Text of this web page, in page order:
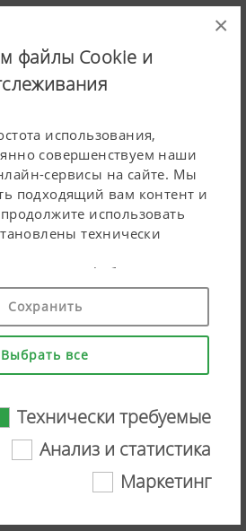
×
файлы Cookie и
использования,
совершенствуем наши
сервисы на сайте. Мы
подходящий вам контент и
использовать
технически
cookie. Персональные
Google будут
cookie только в том
свое согласие («согласен
можете выполнить
используя
для галочки.
Сохранить
Выбрать все
Технически требуемые
Анализ и статистика
Маркетинг
rear mounted
mowers